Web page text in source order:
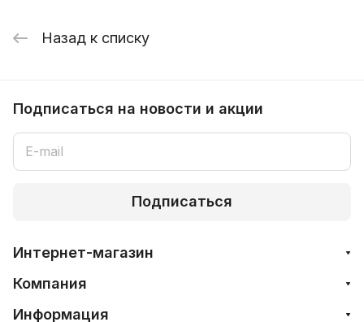
Назад к списку
Подписаться на новости и акции
Подписаться
Интернет-магазин
Компания
Информация